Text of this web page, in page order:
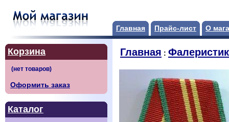
Главная Прайс-лист О
Корзина
Оформить заказ
Каталог
Главная :